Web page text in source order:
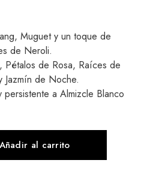
Muguet y un toque de
de Neroli.
Pétalos de Rosa, Raíces de
Jazmín de Noche.
persistente a Almizcle Blanco
Añadir al carrito